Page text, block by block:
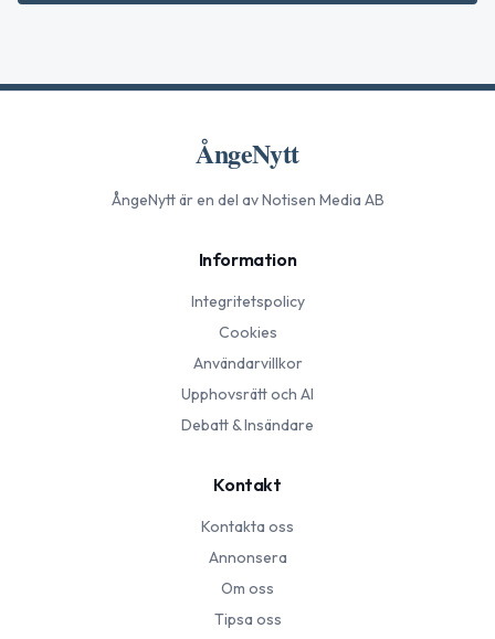
ÅngeNytt
ÅngeNyttär en del av Notisen Media AB
Information
Integritetspolicy
Cookies
Användarvillkor
Upphovsrätt och AI
Debatt & Insändare
Kontakt
Kontakta oss
Annonsera
Om oss
Tipsa oss